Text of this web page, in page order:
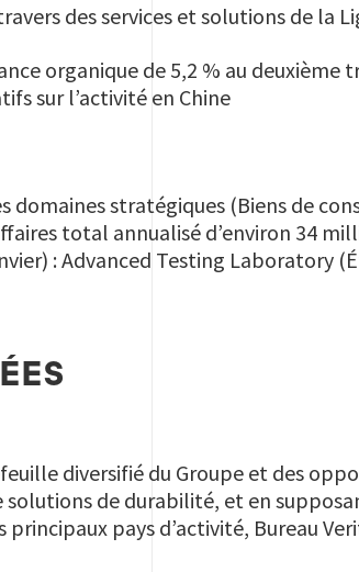
des services et solutions de la
organique de 5,2 % au deuxième
sur l’activité en Chine
domaines stratégiques (Biens de
total annualisé d’environ 34
: Advanced Testing Laboratory
diversifié du Groupe et des
de durabilité, et en
pays d’activité, Bureau